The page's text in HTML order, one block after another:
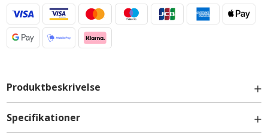
Produktbeskrivelse
Specifikationer